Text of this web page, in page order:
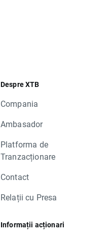
Despre XTB
Compania
Ambasador
Platforma de
Tranzacționare
Contact
Relații cu Presa
Informații acționari